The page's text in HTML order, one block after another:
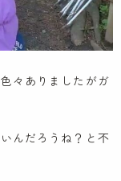
々ありましたがガ
んだろうね？と不